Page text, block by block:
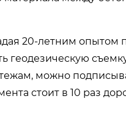
20-летним опытом
геодезическую
можно
стоит в 10 раз